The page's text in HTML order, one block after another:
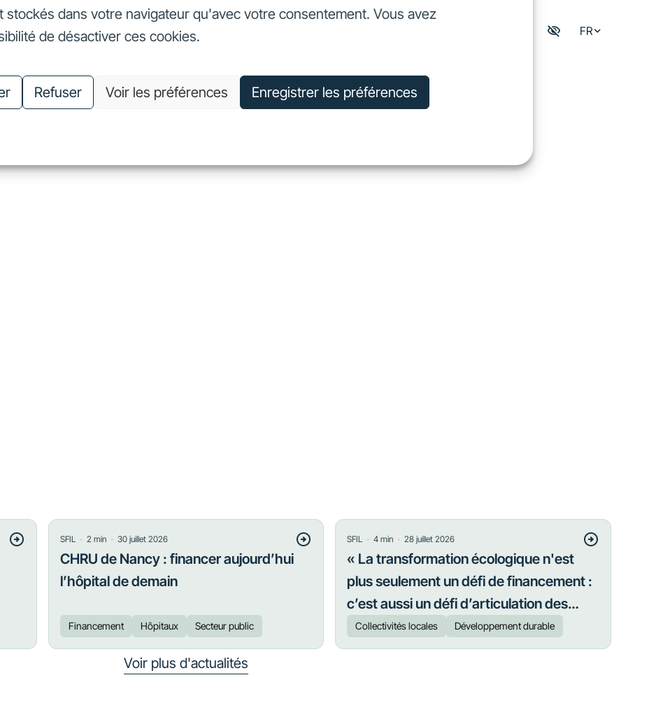
stockés dans votre navigateur qu'avec votre consentement. Vous avez
de désactiver ces cookies.
Refuser Voir les préférences Enregistrer les préférences
Investisseurs
Nos engagements
Nos engagements
Nous connaître FR
SFIL・ 2 min・ 30 juillet 2026
CHRU de Nancy : financer aujourd’hui
l’hôpital de demain
Financement Hôpitaux Secteur public
SFIL ・4 min ・28 juillet 2026
« La transformation écologique n'est
plus seulement un défi de financement :
c’est aussi un défi d’articulation des
priorités »
Collectivités locales Développement durable
Voir plus d'actualités